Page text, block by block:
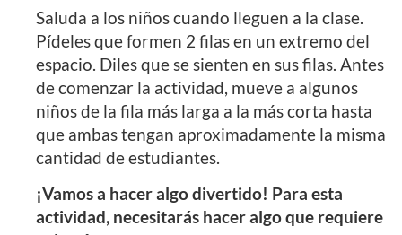
Saluda a los niños cuando lleguen a la clase.
Pídeles que formen 2 filas en un extremo del
espacio. Diles que se sienten en sus filas. Antes
de comenzar la actividad, mueve a algunos
niños de la fila más larga a la más corta hasta
que ambas tengan aproximadamente la misma
cantidad de estudiantes.
¡Vamos a hacer algo divertido! Para esta
actividad, necesitarás hacer algo que requiere